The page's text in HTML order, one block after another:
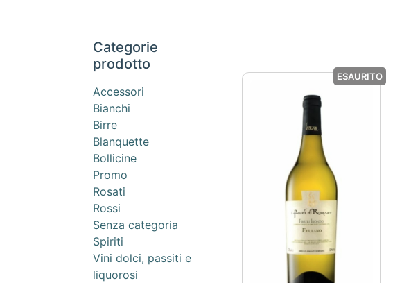
Categorie
prodotto
Accessori
Bianchi
Birre
Blanquette
Bollicine
Promo
Rosati
Rossi
Senza categoria
Spiriti
Vini dolci, passiti e
liquorosi
ESAURITO